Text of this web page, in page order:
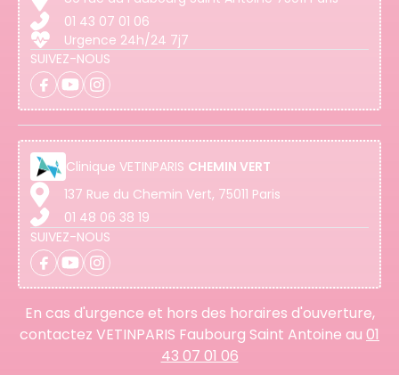
01 43 07 01 06
Urgence 24h/24 7j7
SUIVEZ-NOUS
Clinique VETINPARIS CHEMIN VERT
137 Rue du Chemin Vert, 75011 Paris
01 48 06 38 19
SUIVEZ-NOUS
En cas d'urgence et hors des horaires d'ouverture,
contactez VETINPARIS Faubourg Saint Antoine au 01
43 07 01 06